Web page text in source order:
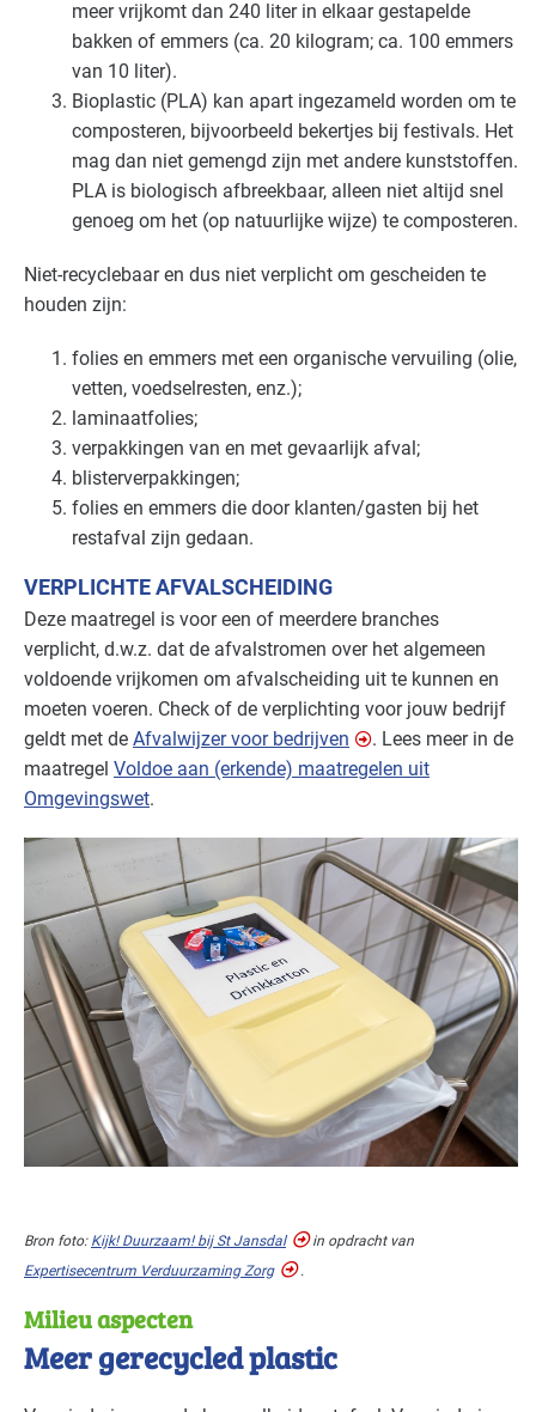
meer vrijkomt dan 240 liter in elkaar gestapelde
bakken of emmers (ca. 20 kilogram; ca. 100 emmers
van 10 liter).
Bioplastic (PLA) kan apart ingezameld worden om te
composteren, bijvoorbeeld bekertjes bij festivals. Het
mag dan niet gemengd zijn met andere kunststoffen.
PLA is biologisch afbreekbaar, alleen niet altijd snel
genoeg om het (op natuurlijke wijze) te composteren.
Niet-recyclebaar en dus niet verplicht om gescheiden te
houden zijn:
folies en emmers met een organische vervuiling (olie,
vetten, voedselresten, enz.);
laminaatfolies;
verpakkingen van en met gevaarlijk afval;
blisterverpakkingen;
folies en emmers die door klanten/gasten bij het
restafval zijn gedaan.
VERPLICHTE AFVALSCHEIDING
Deze maatregel is voor een of meerdere branches
verplicht, d.w.z. dat de afvalstromen over het algemeen
voldoende vrijkomen om afvalscheiding uit te kunnen en
moeten voeren. Check of de verplichting voor jouw bedrijf
geldt met de Afvalwijzer voor bedrijven
. Lees meer in de
maatregel Voldoe aan (erkende) maatregelen uit
Omgevingswet.
Bron foto: Kijk! Duurzaam! bij St Jansdal
in opdracht van
Expertisecentrum Verduurzaming Zorg
.
Milieu aspecten
Meer gerecycled plastic